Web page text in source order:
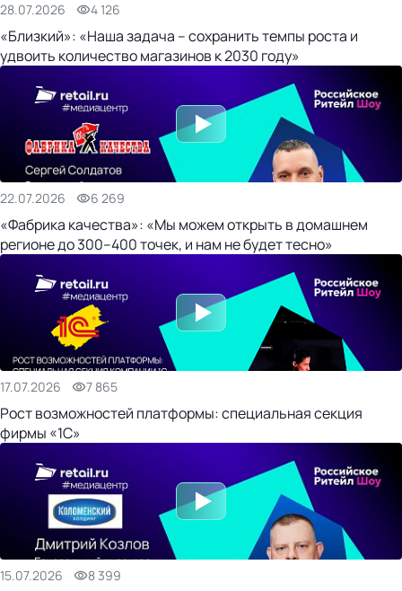
28.07.2026 4 126
«Близкий»: «Наша задача – сохранить темпы роста и
удвоить количество магазинов к 2030 году»
22.07.2026 6 269
«Фабрика качества»: «Мы можем открыть в домашнем
регионе до 300–400 точек, и нам не будет тесно»
17.07.2026 7 865
Рост возможностей платформы: специальная секция
фирмы «1С»
15.07.2026 8 399